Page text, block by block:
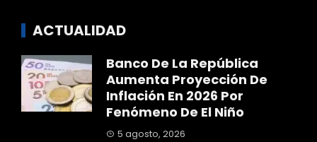
ACTUALIDAD
Banco De La República
Aumenta Proyección De
Inflación En 2026 Por
Fenómeno De El Niño
5 agosto, 2026